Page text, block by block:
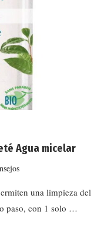
Agua micelar
una limpieza del
paso, con 1 solo …